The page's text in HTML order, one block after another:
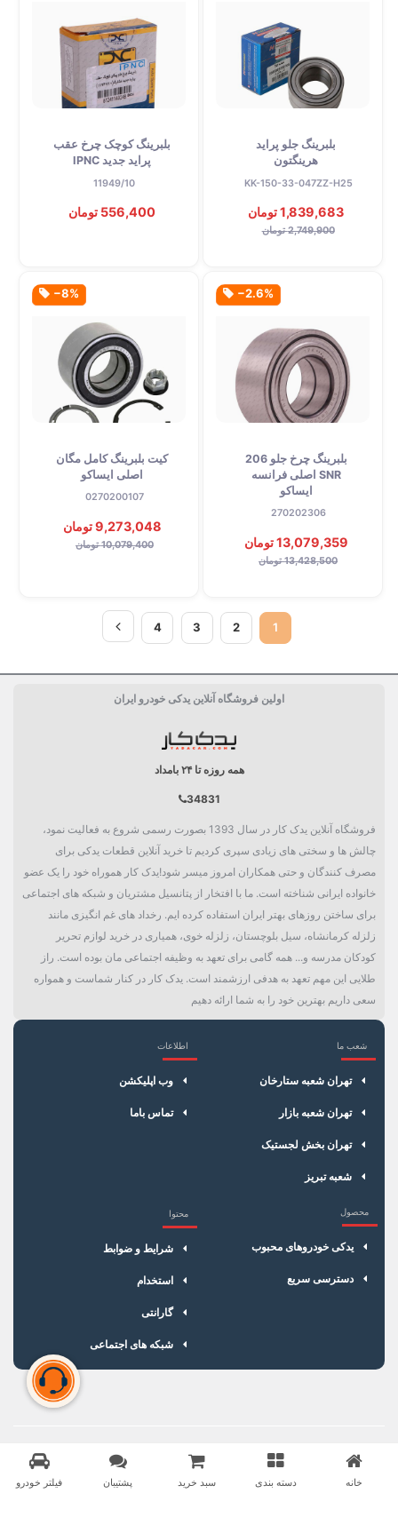
خانه دسته بندی سبد خرید پشتیبان فیلتر خودرو
بلبرینگ جلو پراید
هرینگتون
KK-150-33-047ZZ-H25
1,839,683 تومان
2,749,900 تومان
بلبرینگ کوچک چرخ عقب
پراید جدید IPNC
11949/10
556,400 تومان
‎−2.6%
بلبرینگ چرخ جلو 206
SNR اصلی فرانسه
ایساکو
270202306
13,079,359 تومان
13,428,500 تومان
‎−8%
کیت بلبرینگ کامل مگان
اصلی ایساکو
0270200107
9,273,048 تومان
10,079,400 تومان
1
2
3
4
اولین فروشگاه آنلاین یدکی خودرو ایران
همه روزه تا ۲۴ بامداد
34831
فروشگاه آنلاین یدک کار در سال 1393 بصورت رسمی شروع به فعالیت نمود،
چالش ها و سختی های زیادی سپری کردیم تا خرید آنلاین قطعات یدکی برای
مصرف کنندگان و حتی همکاران امروز میسر شود!یدک کار هموراه خود را یک عضو
خانواده ایرانی شناخته است. ما با افتخار از پتانسیل مشتریان و شبکه های اجتماعی
برای ساختن روزهای بهتر ایران استفاده کرده ایم. رخداد های غم انگیزی مانند
زلزله کرمانشاه، سیل بلوچستان، زلزله خوی، همیاری در خرید لوازم تحریر
کودکان مدرسه و... همه گامی برای تعهد به وظیفه اجتماعی مان بوده است. راز
طلایی این مهم تعهد به هدفی ارزشمند است. یدک کار در کنار شماست و همواره
سعی داریم بهترین خود را به شما ارائه دهیم
شعب ما
تهران شعبه ستارخان
تهران شعبه بازار
تهران بخش لجستیک
شعبه تبریز
اطلاعات
وب اپلیکشن
تماس باما
محصول
یدکی خودروهای محبوب
دسترسی سریع
محتوا
شرایط و ضوابط
استخدام
گارانتی
شبکه های اجتماعی
×